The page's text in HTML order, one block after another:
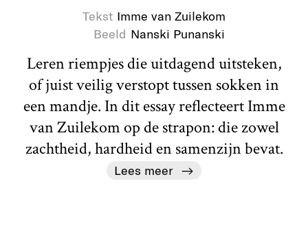
Tekst Imme van Zuilekom
Beeld Nanski Punanski
Leren riempjes die uitdagend uitsteken,
of juist veilig verstopt tussen sokken in
een mandje. In dit essay reflecteert Imme
van Zuilekom op de strapon: die zowel
zachtheid, hardheid en samenzijn bevat.
Lees meer